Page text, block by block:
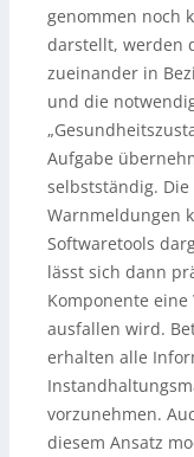
genommen noch
darstellt, werden
zueinander in
und die
Aufgabe
selbstständig.
Warnmeldungen
Softwaretools
lässt sich dann
Komponente
ausfallen wird.
erhalten alle
vorzunehmen.
diesem Ansatz